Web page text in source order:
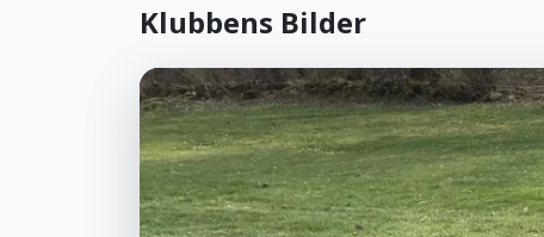
Klubbens Bilder